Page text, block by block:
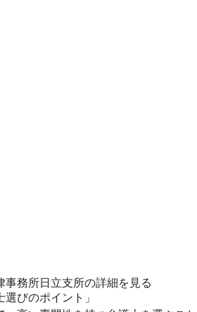
事務所日立支所の詳細を見る
選びのポイント」